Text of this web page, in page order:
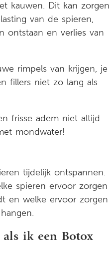
kauwen. Dit kan zorgen
van de spieren,
ontstaan en verlies van
rimpels van krijgen, je
fillers niet zo lang als
frisse adem niet altijd
mondwater!
tijdelijk ontspannen.
spieren ervoor zorgen
en welke ervoor zorgen
als ik een Botox